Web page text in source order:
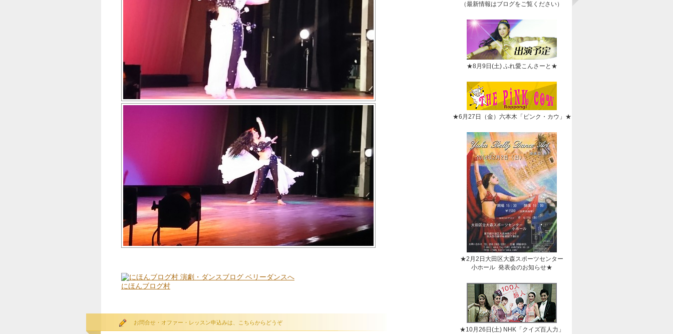
にほんブログ村
お問合せ・オファー・レッスン申込みは、こちらからどうぞ
（最新情報はブログをご覧ください）
★8月9日(土) ふれ愛こんさーと★
★6月27日（金）六本木「ピンク・カウ」★
★2月2日大田区大森スポーツセンター
小ホール 発表会のお知らせ★
★10月26日(土) NHK「クイズ百人力」